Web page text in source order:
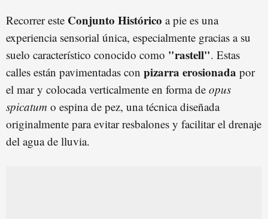
Recorrer este Conjunto Histórico a pie es una
experiencia sensorial única, especialmente gracias a su
suelo característico conocido como "rastell". Estas
calles están pavimentadas con pizarra erosionada por
el mar y colocada verticalmente en forma de opus
spicatum o espina de pez, una técnica diseñada
originalmente para evitar resbalones y facilitar el drenaje
del agua de lluvia.